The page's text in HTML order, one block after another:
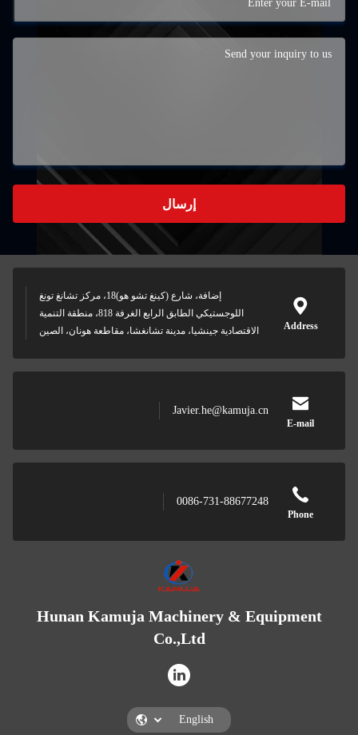
إرسال
Address
إضافة، شارع (كينغ تشو هو)18، مركز تشانغ تونغ
اللوجستيكي الطابق الرابع الغرفة 818، منطقة التنمية
الاقتصادية جينشيا، مدينة تشانغشا، مقاطعة هونان، الصين
E-mail
Javier.he@kamuja.cn
Phone
0086-731-88677248
Hunan Kamuja Machinery & Equipment
Co.,Ltd